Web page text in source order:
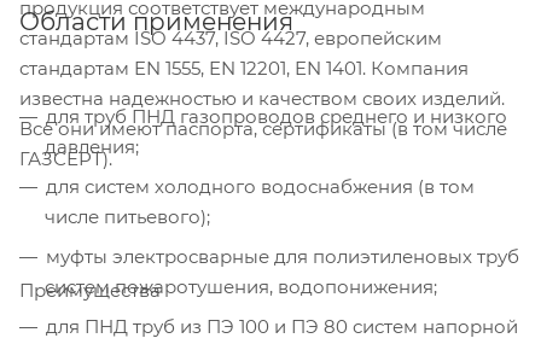
продукция соответствует международным
стандартам ISO 4437, ISO 4427, европейским
стандартам EN 1555, EN 12201, EN 1401. Компания
известна надежностью и качеством своих изделий.
Все они имеют паспорта, сертификаты (в том числе
ГАЗСЕРТ).
Области применения
для труб ПНД газопроводов среднего и низкого
давления;
для систем холодного водоснабжения (в том
числе питьевого);
муфты электросварные для полиэтиленовых труб
систем пожаротушения, водопонижения;
для ПНД труб из ПЭ 100 и ПЭ 80 систем напорной
Преимущества